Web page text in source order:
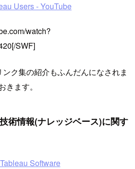
Users - YouTube
watch?
SWF]
ク集の紹介もふんだんになされま
きます。
術情報(ナレッジベース)に関す
Software